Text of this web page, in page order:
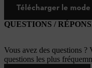
Télécharger le
QUESTIONS /
Vous avez des questions ?
questions les plus